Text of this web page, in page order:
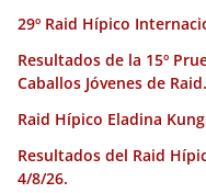
29º Raid Hípico
Resultados de la 15º
Caballos Jóvenes de Raid.
Raid Hípico Eladina
Resultados del Raid
4/8/26.